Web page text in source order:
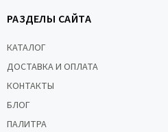
РАЗДЕЛЫ САЙТА
КАТАЛОГ
ДОСТАВКА И ОПЛАТА
КОНТАКТЫ
БЛОГ
ПАЛИТРА